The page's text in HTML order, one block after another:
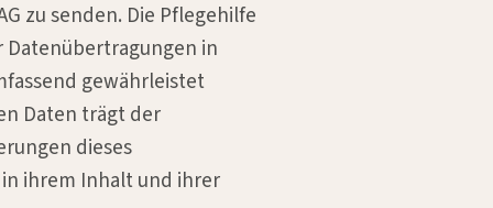
zu senden. Die Pflegehilfe
Datenübertragungen in
gewährleistet
Daten trägt der
dieses
ihrem Inhalt und ihrer